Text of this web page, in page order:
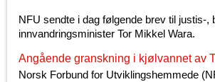
NFU sendte i dag følgende brev til justis-,
innvandringsminister Tor Mikkel Wara.
Angående granskning i kjølvannet av
Norsk Forbund for Utviklingshemmede